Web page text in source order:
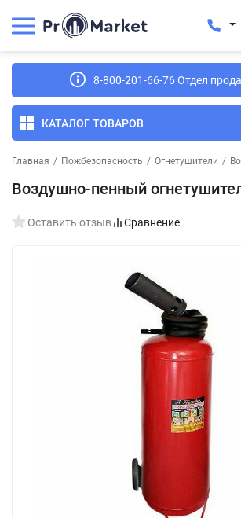
8-800-201-66-76 Отдел
КАТАЛОГ ТОВАРОВ
Главная / Пожбезопасность / Огнетушители /
Воздушно-пенный
Оставить отзыв Сравнение